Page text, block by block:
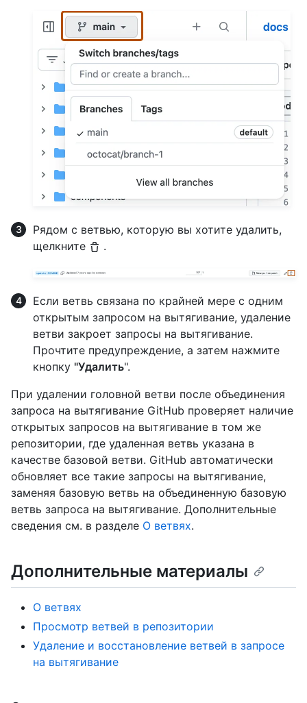
Рядом с ветвью, которую вы хотите удалить,
щелкните
.
Если ветвь связана по крайней мере с одним
открытым запросом на вытягивание, удаление
ветви закроет запросы на вытягивание.
Прочтите предупреждение, а затем нажмите
кнопку "Удалить".
При удалении головной ветви после объединения
запроса на вытягивание GitHub проверяет наличие
открытых запросов на вытягивание в том же
репозитории, где удаленная ветвь указана в
качестве базовой ветви. GitHub автоматически
обновляет все такие запросы на вытягивание,
заменяя базовую ветвь на объединенную базовую
ветвь запроса на вытягивание. Дополнительные
сведения см. в разделе О ветвях.
Дополнительные материалы
О ветвях
Просмотр ветвей в репозитории
Удаление и восстановление ветвей в запросе
на вытягивание